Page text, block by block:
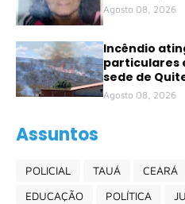
Agosto 08, 2026
Incêndio
particulares
sede de
Agosto 08, 2026
Assuntos
POLICIAL TAUÁ CEARÁ
EDUCAÇÃO
POLÍTICA